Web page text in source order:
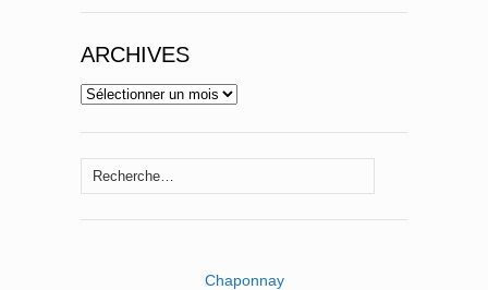
ARCHIVES
Archives
Rechercher :
Chaponnay